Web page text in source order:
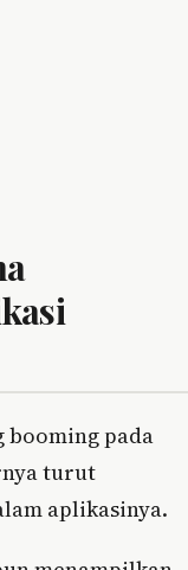
booming pada
turut
aplikasinya.